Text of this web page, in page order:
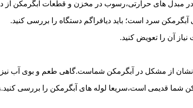
مبدل های حرارتی،رسوب در مخزن و قطعات آبگرمکن از
سرد است؛ باید دیافراگم دستگاه را بررسی کنید.
آن را تعویض کنید.
نشان از مشکل در آبگرمکن شماست.گاهی طعم و بوی آب نیز
قدیمی است،سریعا لوله های آبگرمکن را بررسی